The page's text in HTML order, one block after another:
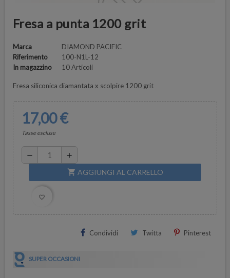
Fresa a punta 1200 grit
Marca
DIAMOND PACIFIC
Riferimento
100-N1L-12
In magazzino
10 Articoli
Fresa siliconica diamantata x scolpire 1200 grit
17,00 €
Tasse escluse
remove add
shopping_cart AGGIUNGI AL CARRELLO
favorite_border
Condividi Twitta Pinterest
SUPER OCCASIONI